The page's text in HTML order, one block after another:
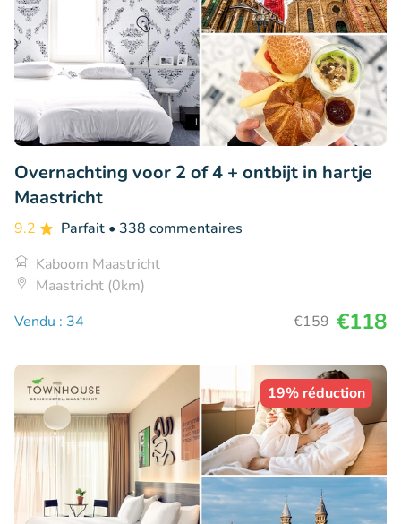
Overnachting voor 2 of 4 + ontbijt in hartje
Maastricht
9.2 Parfait • 338 commentaires
Kaboom Maastricht
Maastricht (0km)
Vendu : 34
€159 €118
19% réduction